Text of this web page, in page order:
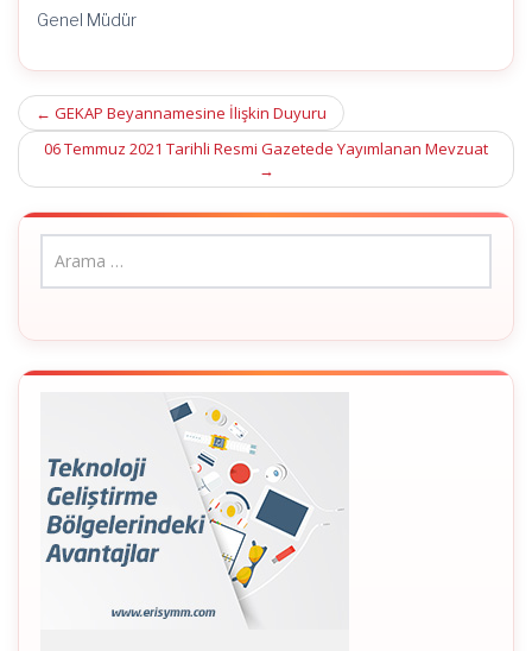
Genel Müdür
Post
navigation
← GEKAP Beyannamesine İlişkin Duyuru
06 Temmuz 2021 Tarihli Resmi Gazetede Yayımlanan Mevzuat
→